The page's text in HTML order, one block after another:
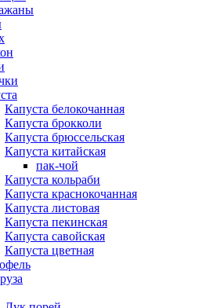
Капуста белокочанная
Капуста брокколи
Капуста брюссельская
Капуста китайская
пак-чой
Капуста кольраби
Капуста краснокочанная
Капуста листовая
Капуста пекинская
Капуста савойская
Капуста цветная